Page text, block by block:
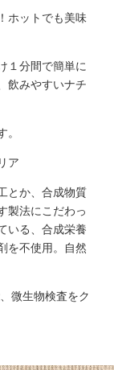
ホットでも美味
１分間で簡単に
飲みやすいナチ
。
ア
とか、合成物質
製法にこだわっ
いる、合成栄養
を不使用。自然
微生物検査をク